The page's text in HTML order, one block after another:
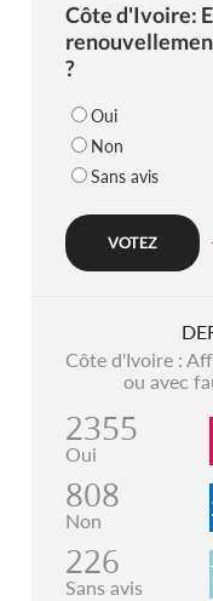
Côte d'Ivoire:
?
Oui
Non
Sans avis
Côte d'Ivoire :
ou avec
2355
Oui
808
Non
226
Sans avis